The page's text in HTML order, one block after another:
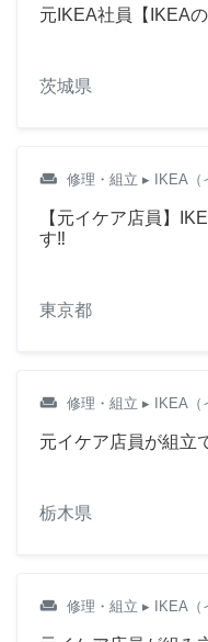
元IKEA社員【IKEA
茨城県
weekend 修理・組立 ▸ IKEA（
【元イケア店員】
す‼︎
東京都
weekend 修理・組立 ▸ IKEA（
元イケア店員が組立
栃木県
weekend 修理・組立 ▸ IKEA（